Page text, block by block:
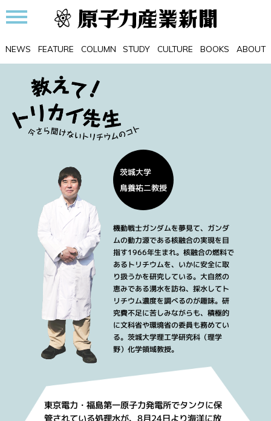
NEWS FEATURE COLUMN STUDY CULTURE BOOKS ABOUT
茨城大学
鳥養祐二教授
機動戦士ガンダムを夢見て、ガンダ
ムの動力源である核融合の実現を目
指す1966年生まれ。核融合の燃料で
あるトリチウムを、いかに安全に取
り扱うかを研究している。大自然の
恵みである湧水を訪ね、採水してト
リチウム濃度を調べるのが趣味。研
究費不足に苦しみながらも、積極的
に文科省や環境省の委員も務めてい
る。茨城大学理工学研究科（理学
野）化学領域教授。
東京電力・福島第一原子力発電所でタンクに保